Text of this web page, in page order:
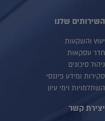
השירותים שלנו
יעוץ והשקעות
חדר עסקאות
ניהול סיכונים
סקירות ומידע פיננסי
השתלמויות וימי עיון
יצירת קשר